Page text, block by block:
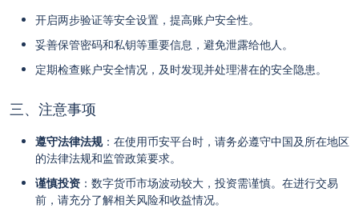
开启两步验证等安全设置，提高账户安全性。
妥善保管密码和私钥等重要信息，避免泄露给他人。
定期检查账户安全情况，及时发现并处理潜在的安全隐患。
三、注意事项
遵守法律法规：在使用币安平台时，请务必遵守中国及所在地区
的法律法规和监管政策要求。
谨慎投资 ：数字货币市场波动较大，投资需谨慎。在进行交易
前，请充分了解相关风险和收益情况。